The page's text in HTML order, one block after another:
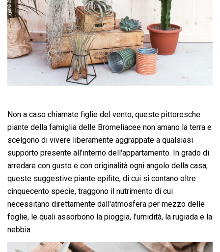
Non a caso chiamate figlie del vento, queste pittoresche
piante della famiglia delle Bromeliacee non amano la terra e
scelgono di vivere liberamente aggrappate a qualsiasi
supporto presente all'interno dell'appartamento. In grado di
arredare con gusto e con originalità ogni angolo della casa,
queste suggestive piante epifite, di cui si contano oltre
cinquecento specie, traggono il nutrimento di cui
necessitano direttamente dall'atmosfera per mezzo delle
foglie, le quali assorbono la pioggia, l'umidità, la rugiada e la
nebbia.